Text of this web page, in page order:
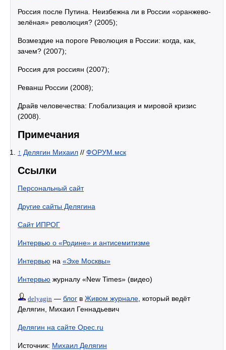
Россия после Путина. Неизбежна ли в России «оранжево-
зелёная» революция? (2005);
Возмездие на пороге Революция в России: когда, как,
зачем? (2007);
Россия для россиян (2007);
Реванш России (2008);
Драйв человечества: Глобализация и мировой кризис
(2008).
Примечания
↑ Делягин Михаил // ФОРУМ.мск
Ссылки
Персональный сайт
Другие сайты Делягина
Сайт ИПРОГ
Интервью о «Родине» и антисемитизме
Интервью на «Эхе Москвы»
Интервью журналу «New Times» (видео)
delyagin — блог в Живом журнале , который ведёт
Делягин, Михаил Геннадьевич
Делягин на сайте Opec.ru
Источник: Михаил Делягин